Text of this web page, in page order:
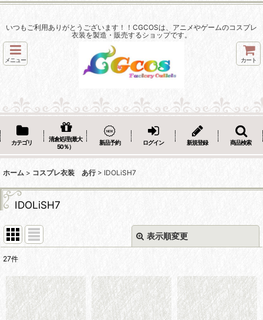
いつもご利用ありがとうございます！！CGCOSは、アニメやゲームのコスプレ
衣装を製造・販売するショップです。
メニュー カート
カテゴリ
清倉処理(最大
50％）
新品予約 ログイン 新規登録 商品検索
ホーム > コスプレ衣装 あ行 > IDOLiSH7
IDOLiSH7
表示順変更
並び順:
27件